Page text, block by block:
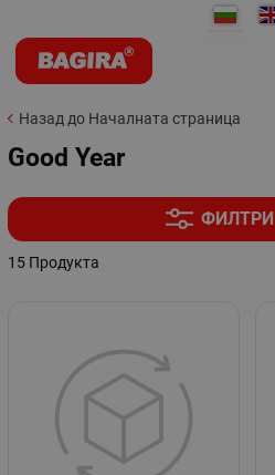
Назад до Началната страница
Good Year
ФИЛТРИ
15 Продукта